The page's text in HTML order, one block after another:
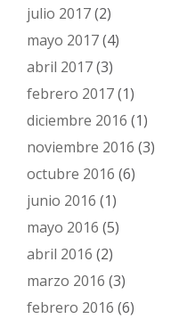
julio 2017(2)
mayo 2017(4)
abril 2017(3)
febrero 2017(1)
diciembre 2016 (1)
noviembre 2016 (3)
octubre 2016 (6)
junio 2016 (1)
mayo 2016 (5)
abril 2016 (2)
marzo 2016 (3)
febrero 2016 (6)